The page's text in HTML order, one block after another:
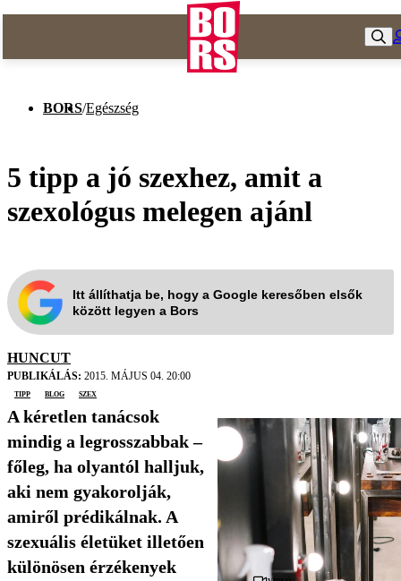
BORS/Egészség
5 tipp a jó szexhez, amit a
szexológus melegen ajánl
Itt állíthatja be, hogy a Google keresőben elsők
között legyen a Bors
HUNCUT
PUBLIKÁLÁS: 2015. MÁJUS 04. 20:00
tipp
blog szex
A kéretlen tanácsok
mindig a legrosszabbak –
főleg, ha olyantól halljuk,
aki nem gyakorolják,
amiről prédikálnak. A
szexuális életüket illetően
különösen érzékenyek